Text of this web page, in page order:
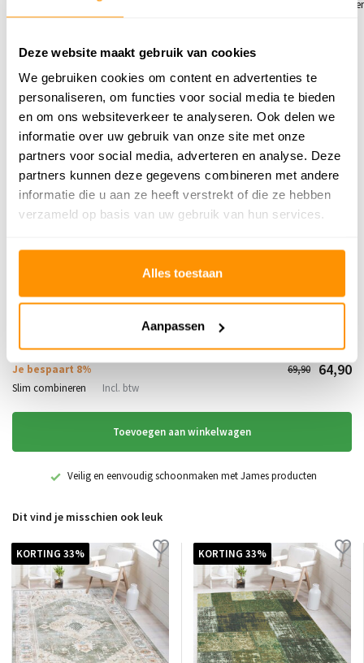
Deze website maakt gebruik van cookies
We gebruiken cookies om content en advertenties te
personaliseren, om functies voor social media te bieden
en om ons websiteverkeer te analyseren. Ook delen we
informatie over uw gebruik van onze site met onze
partners voor social media, adverteren en analyse. Deze
partners kunnen deze gegevens combineren met andere
informatie die u aan ze heeft verstrekt of die ze hebben
verzameld op basis van uw gebruik van hun services.
Alles toestaan
Aanpassen
vloer verwarming en mooie
Toon 1-3van6reacties 1 2
Schrijf je eigen review
- Burano Groen
Vloerkleed &
Tapijtreiniger
Je bespaart 8% 69,90 64,90
Slim combineren Incl. btw
Toevoegen aan winkelwagen
Veilig en eenvoudig schoonmaken met James producten
Dit vind je misschien ook leuk
KORTING 33% KORTING 33%